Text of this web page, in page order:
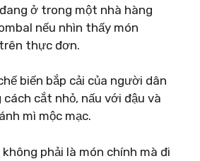
ở trong một nhà hàng
nếu nhìn thấy món
thực đơn.
biến bắp cải của người dân
cắt nhỏ, nấu với đậu và
mì mộc mạc.
phải là món chính mà đi